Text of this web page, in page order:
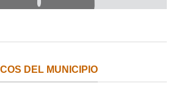
DEL MUNICIPIO